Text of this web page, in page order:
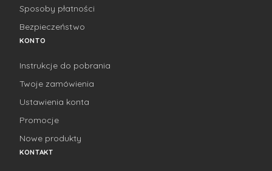
Sposoby płatności
Bezpieczeństwo
KONTO
Instrukcje do pobrania
Twoje zamówienia
Ustawienia konta
Promocje
Nowe produkty
KONTAKT